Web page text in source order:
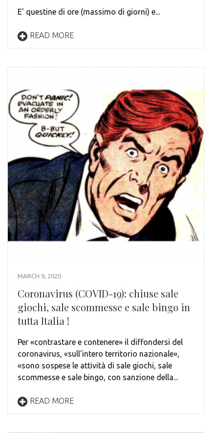
E' questine di ore (massimo di giorni) e...
READ MORE
MARCH 9, 2020
Coronavirus (COVID-19): chiuse sale
giochi, sale scommesse e sale bingo in
tutta Italia !
Per «contrastare e contenere» il diffondersi del
coronavirus, «sull'intero territorio nazionale»,
«sono sospese le attività di sale giochi, sale
scommesse e sale bingo, con sanzione della...
READ MORE